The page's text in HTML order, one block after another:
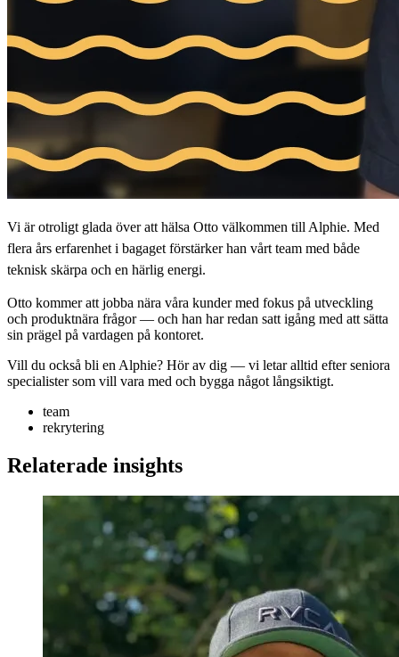
Vi är otroligt glada över att hälsa Otto välkommen till Alphie. Med
flera års erfarenhet i bagaget förstärker han vårt team med både
teknisk skärpa och en härlig energi.
Otto kommer att jobba nära våra kunder med fokus på utveckling
och produktnära frågor — och han har redan satt igång med att sätta
sin prägel på vardagen på kontoret.
Vill du också bli en Alphie? Hör av dig — vi letar alltid efter seniora
specialister som vill vara med och bygga något långsiktigt.
team
rekrytering
Relaterade insights